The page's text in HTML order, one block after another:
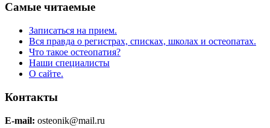
Самые читаемые
Записаться на прием.
Вся правда о регистрах, списках, школах и остеопатах.
Что такое остеопатия?
Наши специалисты
О сайте.
Контакты
E-mail: osteonik@mail.ru